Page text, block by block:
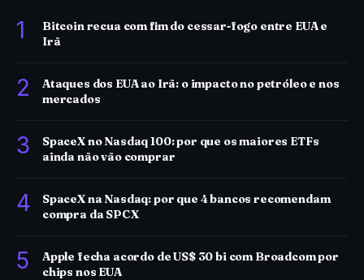
1
Bitcoin recua com fim do cessar-fogo entre EUA e
Irã
2
Ataques dos EUA ao Irã: o impacto no petróleo e nos
mercados
3
SpaceX no Nasdaq 100: por que os maiores ETFs
ainda não vão comprar
4
SpaceX na Nasdaq: por que 4 bancos recomendam
compra da SPCX
5
Apple fecha acordo de US$ 30 bi com Broadcom por
chips nos EUA